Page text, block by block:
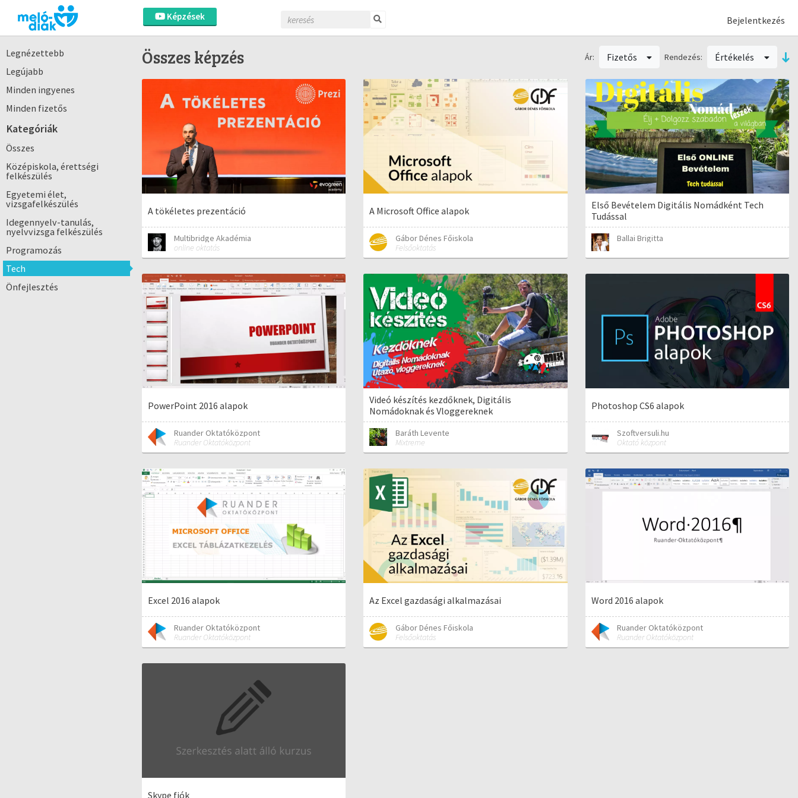
Képzések Bejelentkezés
Legnézettebb
Legújabb
Minden ingyenes
Minden fizetős
Kategóriák
Összes
Középiskola, érettségi
felkészülés
Egyetemi élet,
vizsgafelkészülés
Idegennyelv-tanulás,
nyelvvizsga felkészülés
Programozás
Tech
Önfejlesztés
Összes képzés Ár: Fizetős Rendezés: Értékelés
A tökéletes prezentáció
Multibridge Akadémia
online oktatás
A Microsoft Office alapok
Gábor Dénes Főiskola
Felsőoktatás
Első Bevételem Digitális Nomádként Tech
Tudással
Ballai Brigitta
PowerPoint 2016 alapok
Ruander Oktatóközpont
Ruander Oktatóközpont
Videó készítés kezdőknek, Digitális
Nomádoknak és Vloggereknek
Baráth Levente
Mixtreme
Photoshop CS6 alapok
Szoftversuli.hu
Oktató központ
Excel 2016 alapok
Ruander Oktatóközpont
Ruander Oktatóközpont
Az Excel gazdasági alkalmazásai
Gábor Dénes Főiskola
Felsőoktatás
Word 2016 alapok
Ruander Oktatóközpont
Ruander Oktatóközpont
Skype fiók